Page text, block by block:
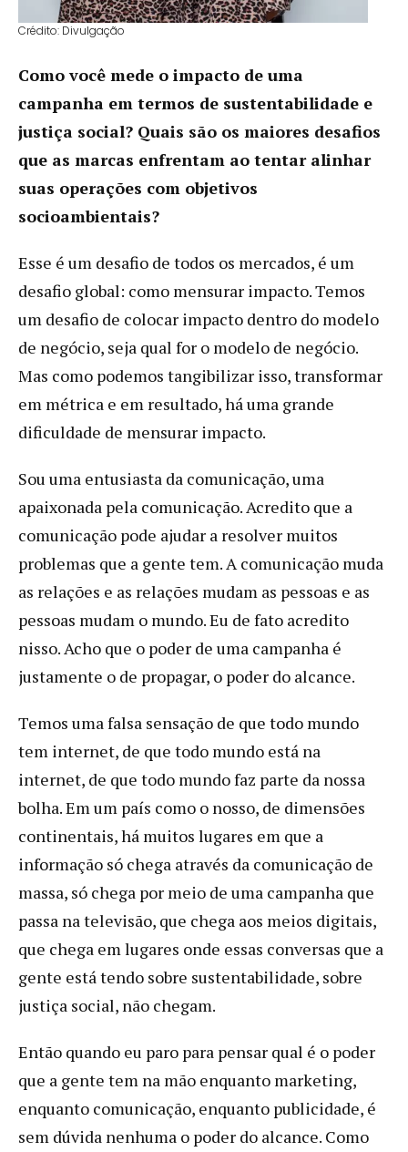
Crédito: Divulgação
Como você mede o impacto de uma
campanha em termos de sustentabilidade e
justiça social? Quais são os maiores desafios
que as marcas enfrentam ao tentar alinhar
suas operações com objetivos
socioambientais?
Esse é um desafio de todos os mercados, é um
desafio global: como mensurar impacto. Temos
um desafio de colocar impacto dentro do modelo
de negócio, seja qual for o modelo de negócio.
Mas como podemos tangibilizar isso, transformar
em métrica e em resultado, há uma grande
dificuldade de mensurar impacto.
Sou uma entusiasta da comunicação, uma
apaixonada pela comunicação. Acredito que a
comunicação pode ajudar a resolver muitos
problemas que a gente tem. A comunicação muda
as relações e as relações mudam as pessoas e as
pessoas mudam o mundo. Eu de fato acredito
nisso. Acho que o poder de uma campanha é
justamente o de propagar, o poder do alcance.
Temos uma falsa sensação de que todo mundo
tem internet, de que todo mundo está na
internet, de que todo mundo faz parte da nossa
bolha. Em um país como o nosso, de dimensões
continentais, há muitos lugares em que a
informação só chega através da comunicação de
massa, só chega por meio de uma campanha que
passa na televisão, que chega aos meios digitais,
que chega em lugares onde essas conversas que a
gente está tendo sobre sustentabilidade, sobre
justiça social, não chegam.
Então quando eu paro para pensar qual é o poder
que a gente tem na mão enquanto marketing,
enquanto comunicação, enquanto publicidade, é
sem dúvida nenhuma o poder do alcance. Como